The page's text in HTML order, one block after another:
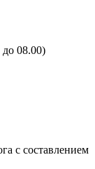
08.00)
с составлением